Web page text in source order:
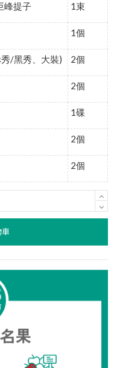
峰提子 1束
1個
/黑秀、大裝) 2個
2個
1碟
2個
2個
車